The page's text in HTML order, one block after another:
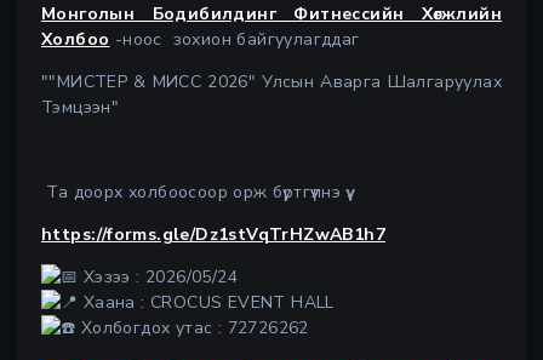
Монголын Бодибилдинг Фитнессийн Хөгжлийн
Холбоо -ноос зохион байгуулагддаг
""МИСТЕР & МИСС 2026" Улсын Аварга Шалгаруулах
Тэмцээн"
Та доорх холбоосоор орж бүртгүүлнэ үү.
https://forms.gle/Dz1stVqTrHZwAB1h7
Хэзээ : 2026/05/24
Хаана : CROCUS EVENT HALL
Холбогдох утас : 72726262